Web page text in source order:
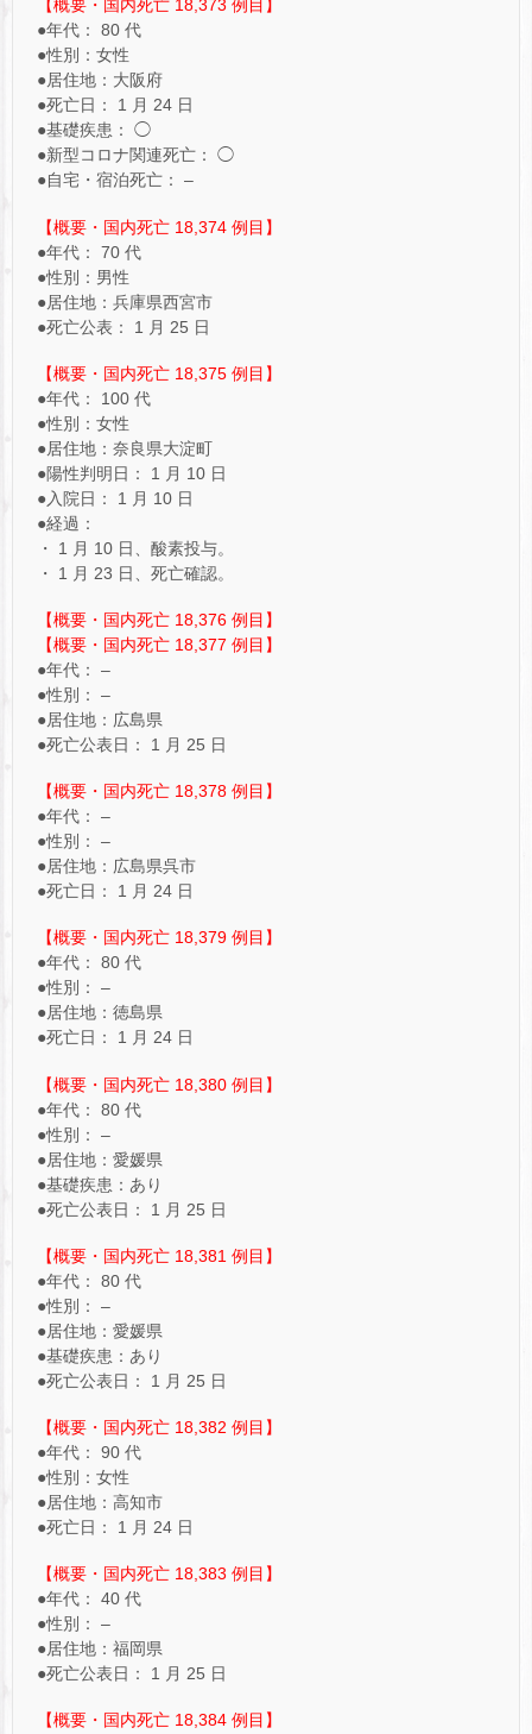
【概要・国内死亡 18,373 例目】
●年代： 80 代
●性別：女性
●居住地：大阪府
●死亡日： 1 月 24 日
●基礎疾患： ◯
●新型コロナ関連死亡： ◯
●自宅・宿泊死亡： –
【概要・国内死亡 18,374 例目】
●年代： 70 代
●性別：男性
●居住地：兵庫県西宮市
●死亡公表： 1 月 25 日
【概要・国内死亡 18,375 例目】
●年代： 100 代
●性別：女性
●居住地：奈良県大淀町
●陽性判明日： 1 月 10 日
●入院日： 1 月 10 日
●経過：
・ 1 月 10 日、酸素投与。
・ 1 月 23 日、死亡確認。
【概要・国内死亡 18,376 例目】
【概要・国内死亡 18,377 例目】
●年代： –
●性別： –
●居住地：広島県
●死亡公表日： 1 月 25 日
【概要・国内死亡 18,378 例目】
●年代： –
●性別： –
●居住地：広島県呉市
●死亡日： 1 月 24 日
【概要・国内死亡 18,379 例目】
●年代： 80 代
●性別： –
●居住地：徳島県
●死亡日： 1 月 24 日
【概要・国内死亡 18,380 例目】
●年代： 80 代
●性別： –
●居住地：愛媛県
●基礎疾患：あり
●死亡公表日： 1 月 25 日
【概要・国内死亡 18,381 例目】
●年代： 80 代
●性別： –
●居住地：愛媛県
●基礎疾患：あり
●死亡公表日： 1 月 25 日
【概要・国内死亡 18,382 例目】
●年代： 90 代
●性別：女性
●居住地：高知市
●死亡日： 1 月 24 日
【概要・国内死亡 18,383 例目】
●年代： 40 代
●性別： –
●居住地：福岡県
●死亡公表日： 1 月 25 日
【概要・国内死亡 18,384 例目】